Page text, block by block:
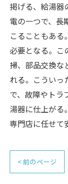
掲げる、給湯器
電の一つで、長
こることもあ
必要となる。こ
掃、部品交換な
れる。こういっ
で、故障やトラ
湯器に仕上がる
専門店に任せて
< 前のページ